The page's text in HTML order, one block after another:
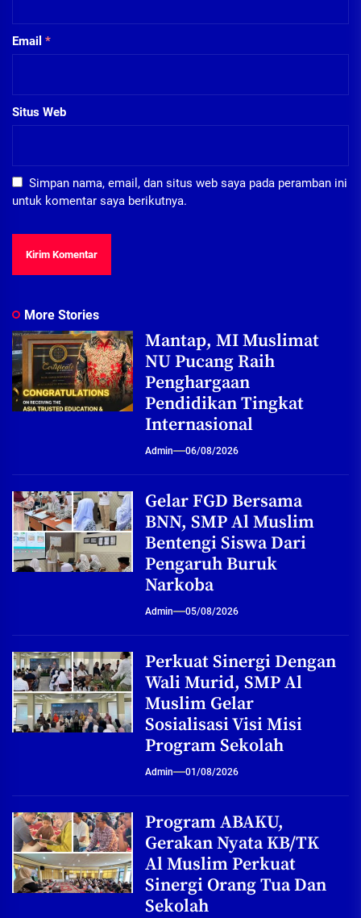
Email *
Situs Web
Simpan nama, email, dan situs web saya pada peramban ini
untuk komentar saya berikutnya.
More Stories
Mantap, MI Muslimat
NU Pucang Raih
Penghargaan
Pendidikan Tingkat
Internasional
Admin 06/08/2026
Gelar FGD Bersama
BNN, SMP Al Muslim
Bentengi Siswa Dari
Pengaruh Buruk
Narkoba
Admin 05/08/2026
Perkuat Sinergi Dengan
Wali Murid, SMP Al
Muslim Gelar
Sosialisasi Visi Misi
Program Sekolah
Admin 01/08/2026
Program ABAKU,
Gerakan Nyata KB/TK
Al Muslim Perkuat
Sinergi Orang Tua Dan
Sekolah